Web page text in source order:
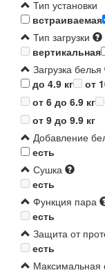
Тип установки
встраиваемая
Тип загрузки
вертикальная
Загрузка белья
до 4.9 кг
от
от 6 до 6.9 кг
от 9 до 9.9 кг
Добавление
есть
Сушка
есть
Функция пара
есть
Защита от
есть
Максимальная